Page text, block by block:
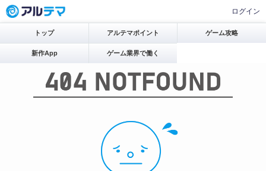
ログイン
トップ アルテマポイント ゲーム攻略
新作App ゲーム業界で働く